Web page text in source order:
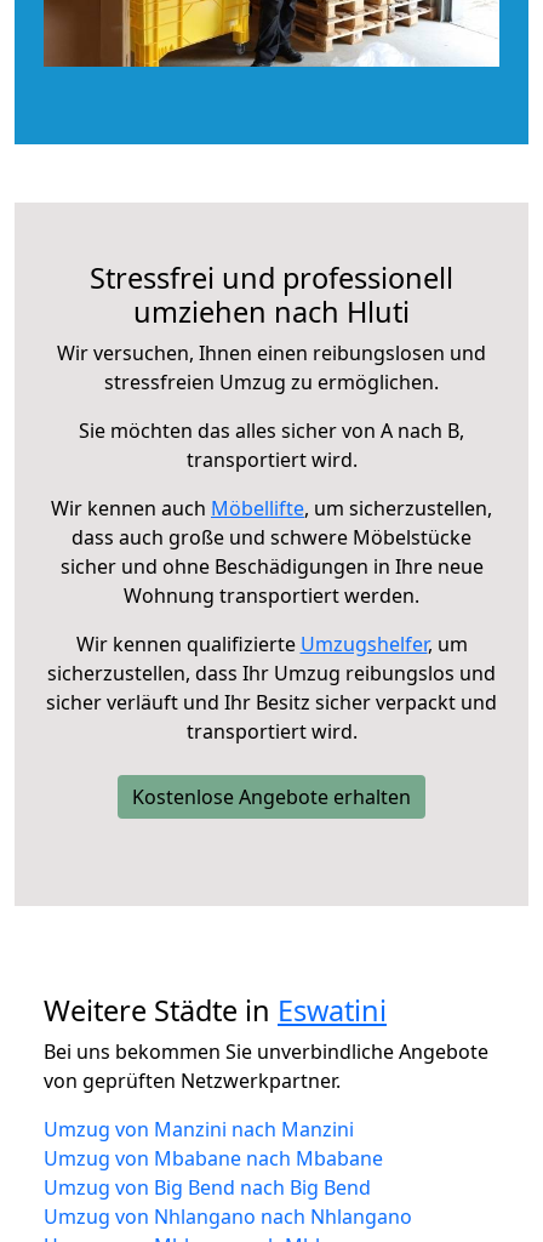
Stressfrei und professionell
umziehen nach Hluti
Wir versuchen, Ihnen einen reibungslosen und
stressfreien Umzug zu ermöglichen.
Sie möchten das alles sicher von A nach B,
transportiert wird.
Wir kennen auch Möbellifte, um sicherzustellen,
dass auch große und schwere Möbelstücke
sicher und ohne Beschädigungen in Ihre neue
Wohnung transportiert werden.
Wir kennen qualifizierte Umzugshelfer, um
sicherzustellen, dass Ihr Umzug reibungslos und
sicher verläuft und Ihr Besitz sicher verpackt und
transportiert wird.
Kostenlose Angebote erhalten
Weitere Städte in Eswatini
Bei uns bekommen Sie unverbindliche Angebote
von geprüften Netzwerkpartner.
Umzug von Manzini nach Manzini
Umzug von Mbabane nach Mbabane
Umzug von Big Bend nach Big Bend
Umzug von Nhlangano nach Nhlangano